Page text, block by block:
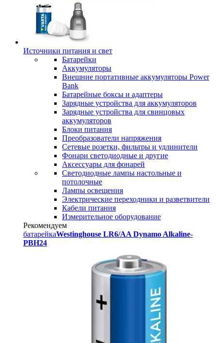
Источники питания и свет
Батарейки
Аккумуляторы
Внешние портативные аккумуляторы Power
Bank
Батарейные боксы и адаптеры
Зарядные устройства для аккумуляторов
Зарядные устройства для свинцовых
аккумуляторов
Блоки питания
Преобразователи напряжения
Сетевые розетки, фильтры и удлинители
Фонари светодиодные и другие
Аксессуары для фонарей
Светодиодные лампы настольные и
потолочные
Лампы освещения
Электрические переходники и разветвители
Кабели питания
Измерительное оборудование
Рекомендуем
батарейкаWestinghouse LR6/AA Dynamo Alkaline-
PBH24